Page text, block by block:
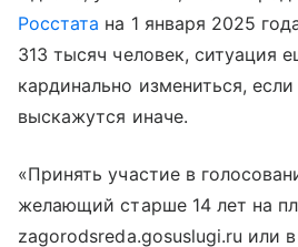
Росстата на 1 января 2025
313 тысяч человек, ситуация
кардинально измениться,
выскажутся иначе.
«Принять участие в
желающий старше 14 лет на
zagorodsreda.gosuslugi.ru или